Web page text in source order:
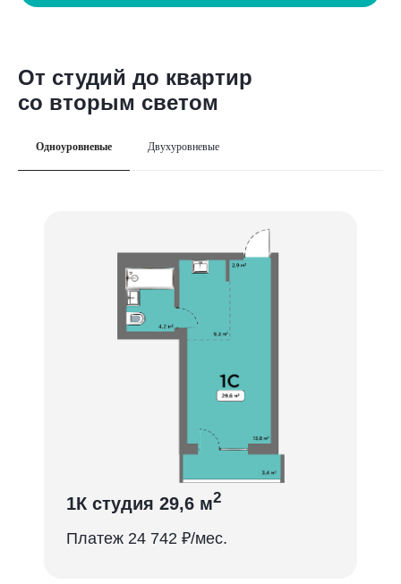
От студий до квартир
со вторым светом
Одноуровневые Двухуровневые
1К студия 29,6 м2
Платеж 24 742 ₽/мес.